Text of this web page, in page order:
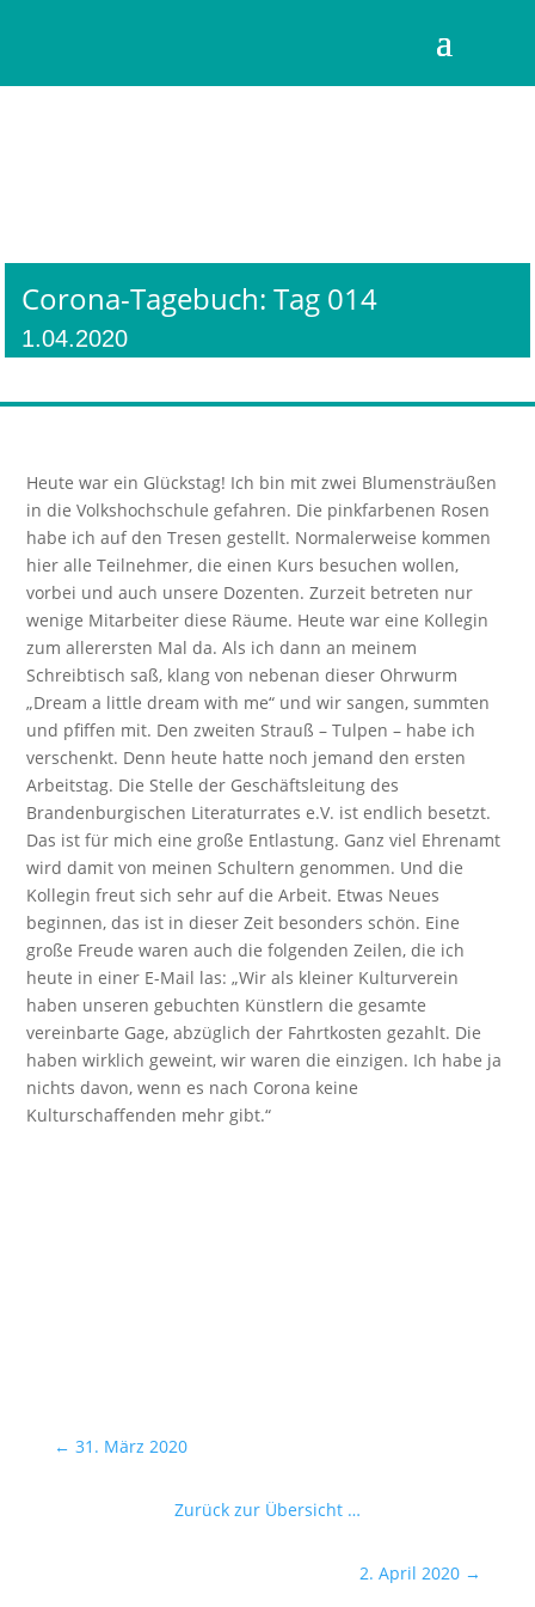
Corona-Tagebuch: Tag 014
1.04.2020
Heute war ein Glückstag! Ich bin mit zwei Blumensträußen
in die Volkshochschule gefahren. Die pinkfarbenen Rosen
habe ich auf den Tresen gestellt. Normalerweise kommen
hier alle Teilnehmer, die einen Kurs besuchen wollen,
vorbei und auch unsere Dozenten. Zurzeit betreten nur
wenige Mitarbeiter diese Räume. Heute war eine Kollegin
zum allerersten Mal da. Als ich dann an meinem
Schreibtisch saß, klang von nebenan dieser Ohrwurm
„Dream a little dream with me“ und wir sangen, summten
und pfiffen mit. Den zweiten Strauß – Tulpen – habe ich
verschenkt. Denn heute hatte noch jemand den ersten
Arbeitstag. Die Stelle der Geschäftsleitung des
Brandenburgischen Literaturrates e.V. ist endlich besetzt.
Das ist für mich eine große Entlastung. Ganz viel Ehrenamt
wird damit von meinen Schultern genommen. Und die
Kollegin freut sich sehr auf die Arbeit. Etwas Neues
beginnen, das ist in dieser Zeit besonders schön. Eine
große Freude waren auch die folgenden Zeilen, die ich
heute in einer E-Mail las: „Wir als kleiner Kulturverein
haben unseren gebuchten Künstlern die gesamte
vereinbarte Gage, abzüglich der Fahrtkosten gezahlt. Die
haben wirklich geweint, wir waren die einzigen. Ich habe ja
nichts davon, wenn es nach Corona keine
Kulturschaffenden mehr gibt.“
← 31. März 2020
Zurück zur Übersicht …
2. April 2020 →